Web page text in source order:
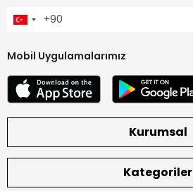
Mobil Uygulamalarımız
Kurumsal
Kategoriler